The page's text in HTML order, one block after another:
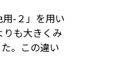
-２」を用い
も大きくみ
。この違い